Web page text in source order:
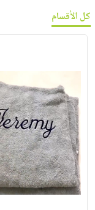
كل الأقسام